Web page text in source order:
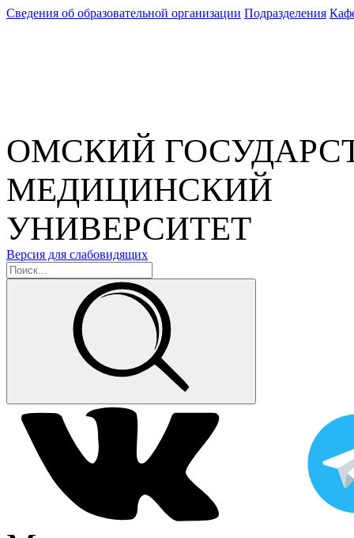
Сведения об образовательной организации Подразделения
ОМСКИЙ
МЕДИЦИНСКИЙ
УНИВЕРСИТЕТ
Версия для слабовидящих